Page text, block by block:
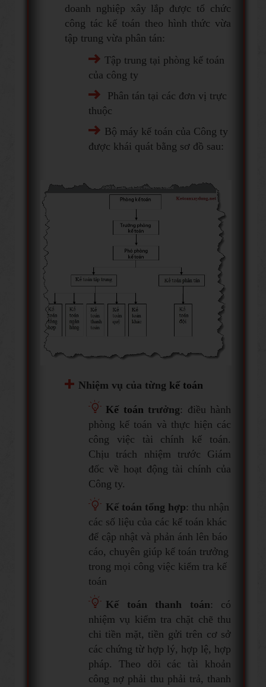
doanh nghiệp xây lắp được tổ chức
công tác kế toán theo hình thức vừa
tập trung vừa phân tán:
Tập trung tại phòng kế toán
của công ty
Phân tán tại các đơn vị trực
thuộc
Bộ máy kế toán của Công ty
được khái quát bằng sơ đồ sau:
Nhiệm vụ của từng kế toán
Kế toán trưởng: điều hành
phòng kế toán và thực hiện các
công việc tài chính kế toán.
Chịu trách nhiệm trước Giám
đốc về hoạt động tài chính của
Công ty.
Kế toán tổng hợp: thu nhận
các số liệu của các kế toán khác
để cập nhật và phản ánh lên báo
cáo, chuyên giúp kế toán trưởng
trong mọi công việc kiểm tra kế
toán
Kế toán thanh toán: có
nhiệm vụ kiểm tra chặt chẽ thu
chi tiền mặt, tiền gửi trên cơ sở
các chứng từ hợp lý, hợp lệ, hợp
pháp. Theo dõi các tài khoản
công nợ phải thu phải trả, thanh